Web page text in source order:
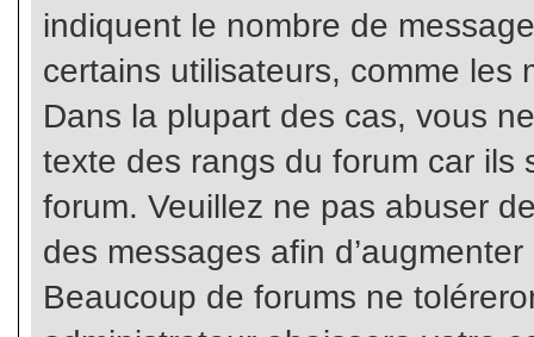
indiquent le nombre de
certains utilisateurs, comme les
Dans la plupart des cas, vous
texte des rangs du forum car ils
forum. Veuillez ne pas abuser
des messages afin
Beaucoup de forums ne